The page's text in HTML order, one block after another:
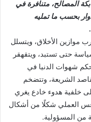
المصالح، متنافرة في
بحسب ما تمليه
موازين الأخلاق، ويتسلل
حتى تستبد، ويتقهقر
شهوات الدنيا في
الشريعة، وتتضخم
خلفية هدوء خادع يغري
العملي شكلًا من أشكال
من المسؤولية.